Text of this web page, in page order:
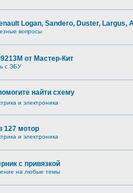
Logan, Sandero, Duster, Largus,
вопросы
от Мастер-Кит
с ЭБУ
найти схему
и электроника
127 мотор
и электроника
с привязкой
на любые темы